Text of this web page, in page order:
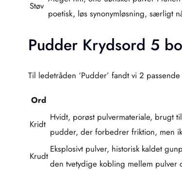
Støv
poetisk, løs synonymløsning, særligt
Pudder Krydsord 5
Til ledetråden ‘Pudder’ fandt vi 2
Ord
Kridt
Hvidt, porøst pulvermateriale, brugt
pudder, der forbedrer friktion, men
Krudt
Eksplosivt pulver, historisk kaldet
den tvetydige kobling mellem